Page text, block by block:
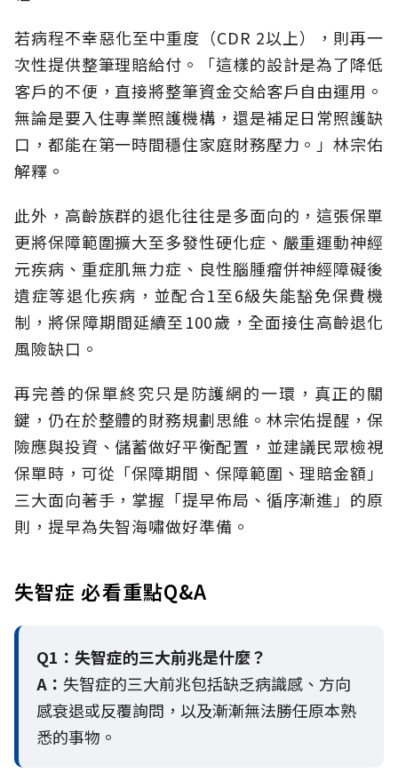
若病程不幸惡化至中重度（CDR 2以上），則再一
次性提供整筆理賠給付。「這樣的設計是為了降低
客戶的不便，直接將整筆資金交給客戶自由運用。
無論是要入住專業照護機構，還是補足日常照護缺
口，都能在第一時間穩住家庭財務壓力。」林宗佑
解釋。
此外，高齡族群的退化往往是多面向的，這張保單
更將保障範圍擴大至多發性硬化症、嚴重運動神經
元疾病、重症肌無力症、良性腦腫瘤併神經障礙後
遺症等退化疾病，並配合1至6級失能豁免保費機
制，將保障期間延續至100歲，全面接住高齡退化
風險缺口。
再完善的保單終究只是防護網的一環，真正的關
鍵，仍在於整體的財務規劃思維。 林宗佑提醒，保
險應與投資、儲蓄做好平衡配置，並建議民眾檢視
保單時，可從「保障期間、保障範圍、理賠金額」
三大面向著手，掌握「提早佈局、循序漸進」的原
則，提早為失智海嘯做好準備。
失智症 必看重點Q&A
Q1：失智症的三大前兆是什麼？
A： 失智症的三大前兆包括缺乏病識感、方向
感衰退或反覆詢問，以及漸漸無法勝任原本熟
悉的事物。